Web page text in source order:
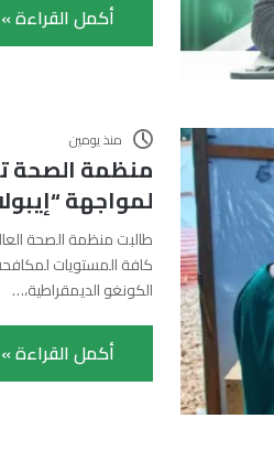
أكمل القراءة »
منذ يومين
منظمة الصحة
لمواجهة
طالبت منظمة الصحة
كافة المستويات
الكونغو الديمقراطية،…
أكمل القراءة »